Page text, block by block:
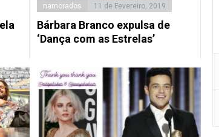
namorados 11 de Fevereiro, 2019
Bárbara Branco expulsa de
‘Dança com as Estrelas’